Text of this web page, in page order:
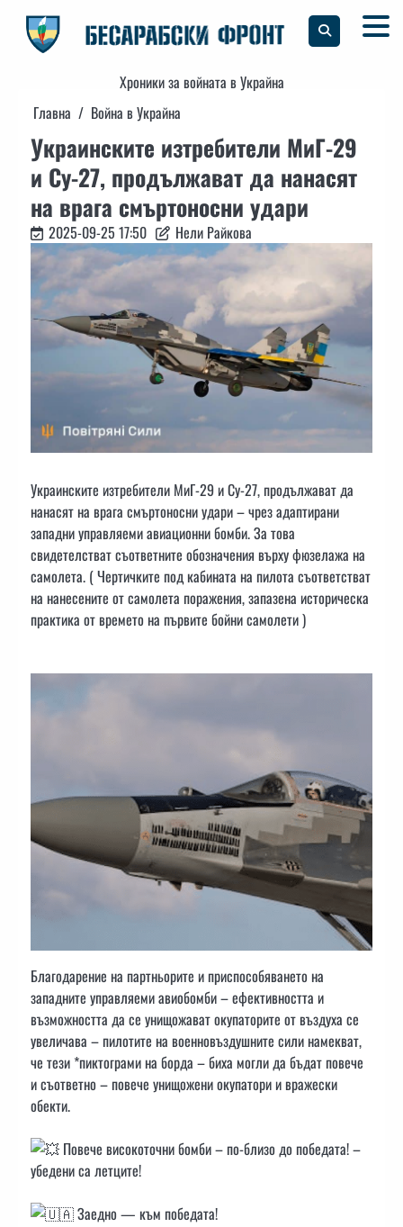
content
Хроники за войната в Украйна
Главна
Война в Украйна
Украинските изтребители МиГ-29
и Су-27, продължават да нанасят
на врага смъртоносни удари
2025-09-25 17:50 Нели Райкова
Украинските изтребители МиГ-29 и Су-27, продължават да
нанасят на врага смъртоносни удари – чрез адаптирани
западни управляеми авиационни бомби. За това
свидетелстват съответните обозначения върху фюзелажа на
самолета. ( Чертичките под кабината на пилота съответстват
на нанесените от самолета поражения, запазена историческа
практика от времето на първите бойни самолети )
Благодарение на партньорите и приспособяването на
западните управляеми авиобомби – ефективността и
възможността да се унищожават окупаторите от въздуха се
увеличава – пилотите на военновъздушните сили намекват,
че тези *пиктограми на борда – биха могли да бъдат повече
и съответно – повече унищожени окупатори и вражески
обекти.
Повече високоточни бомби – по-близо до победата! –
убедени са летците!
Заедно — към победата!